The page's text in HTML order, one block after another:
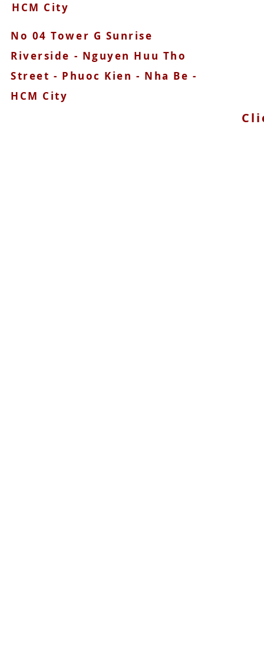
No 04 Tower G Sunrise
Riverside - Nguyen Huu Tho
Street - Phuoc Kien - Nha Be -
HCM City
HCM City